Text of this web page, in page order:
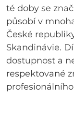
té doby se
působí v
České
Skandinávie.
dostupnost a
respektované